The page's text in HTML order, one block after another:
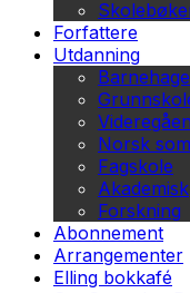
Forfattere
Utdanning
Barnehage
Norsk
Fagskole
Akademisk
Forskning
Abonnement
Arrangementer
Elling bokkafé